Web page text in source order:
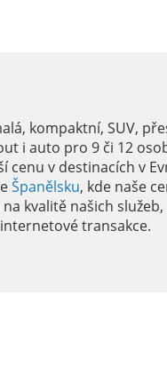
kompaktní, SUV,
i auto pro 9 či 12
cenu v destinacích v
Španělsku, kde naše
kvalitě našich služeb,
transakce.